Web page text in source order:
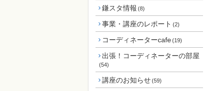
鎌スタ情報 (8)
事業・講座のレポート (2)
コーディネーターcafe(19)
出張！コーディネーターの部屋
(54)
講座のお知らせ(59)